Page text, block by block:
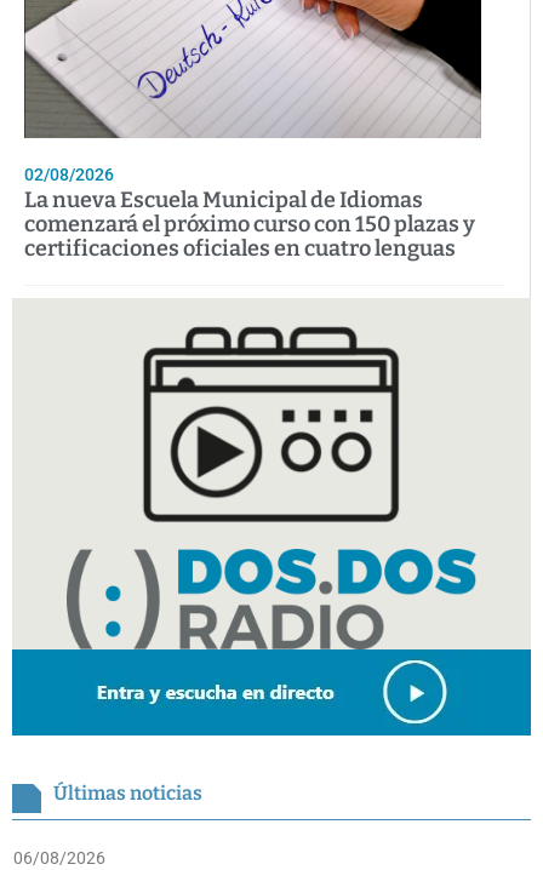
02/08/2026
La nueva Escuela Municipal de Idiomas
comenzará el próximo curso con 150 plazas y
certificaciones oficiales en cuatro lenguas
Últimas noticias
06/08/2026